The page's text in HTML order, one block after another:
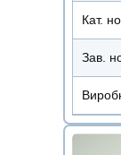
Кат.
Зав.